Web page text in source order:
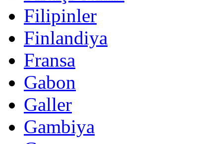
Filipinler
Finlandiya
Fransa
Gabon
Galler
Gambiya